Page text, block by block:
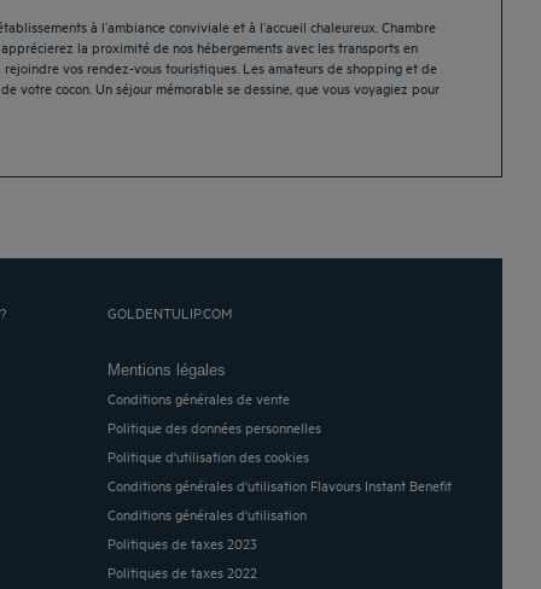
à l’ambiance conviviale et à l’accueil chaleureux. Chambre
la proximité de nos hébergements avec les transports en
vos rendez-vous touristiques. Les amateurs de shopping et de
votre cocon. Un séjour mémorable se dessine, que vous voyagiez pour
GOLDENTULIP.COM
Mentions légales
Conditions générales de vente
Politique des données personnelles
Politique d'utilisation des cookies
Conditions générales d'utilisation Flavours Instant Benefit
Conditions générales d'utilisation
Politiques de taxes 2023
Politiques de taxes 2022